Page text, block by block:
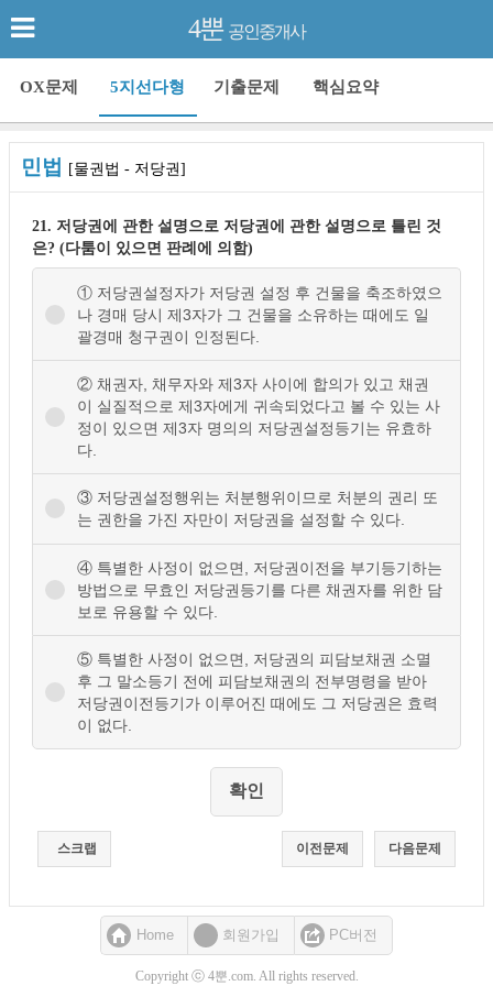
4뿐 공인중개사
OX문제 5지선다형 기출문제 핵심요약
민법 [물권법 - 저당권]
21. 저당권에 관한 설명으로 저당권에 관한 설명으로 틀린 것
은? (다툼이 있으면 판례에 의함)
① 저당권설정자가 저당권 설정 후 건물을 축조하였으
나 경매 당시 제3자가 그 건물을 소유하는 때에도 일
괄경매 청구권이 인정된다.
② 채권자, 채무자와 제3자 사이에 합의가 있고 채권
이 실질적으로 제3자에게 귀속되었다고 볼 수 있는 사
정이 있으면 제3자 명의의 저당권설정등기는 유효하
다.
③ 저당권설정행위는 처분행위이므로 처분의 권리 또
는 권한을 가진 자만이 저당권을 설정할 수 있다.
④ 특별한 사정이 없으면, 저당권이전을 부기등기하는
방법으로 무효인 저당권등기를 다른 채권자를 위한 담
보로 유용할 수 있다.
⑤ 특별한 사정이 없으면, 저당권의 피담보채권 소멸
후 그 말소등기 전에 피담보채권의 전부명령을 받아
저당권이전등기가 이루어진 때에도 그 저당권은 효력
이 없다.
스크랩 다음문제
이전문제
Home 회원가입 PC버전
Copyright ⓒ 4뿐.com. All rights reserved.